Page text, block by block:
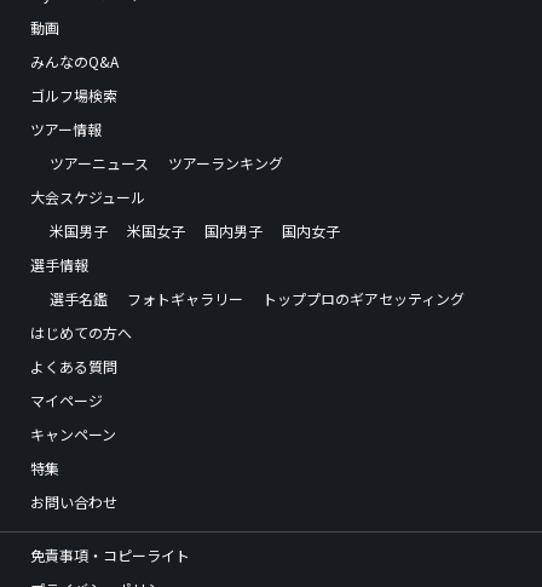
動画
みんなのQ&A
ゴルフ場検索
ツアー情報
ツアーニュース
ツアーランキング
大会スケジュール
米国男子
米国女子 国内男子
国内女子
選手情報
選手名鑑
フォトギャラリー
トッププロのギアセッティング
はじめての方へ
よくある質問
マイページ
キャンペーン
特集
お問い合わせ
免責事項・コピーライト